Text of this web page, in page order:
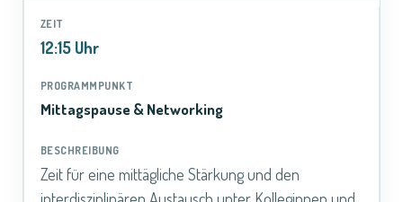
12:15 Uhr
Mittagspause & Networking
Zeit für eine mittägliche Stärkung und den